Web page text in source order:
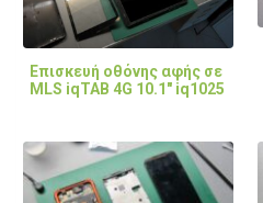
Επισκευή οθόνης αφής σε
MLS iqTAB 4G 10.1" iq1025